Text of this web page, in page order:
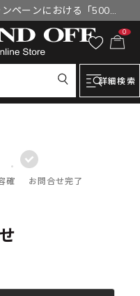
ペーンにおける「500円
と補填について
0
詳細検索
確
お問合せ完了